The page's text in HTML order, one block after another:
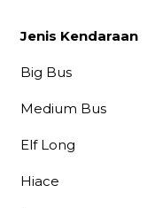
Jenis Kendaraan
Big Bus
Medium Bus
Elf Long
Hiace